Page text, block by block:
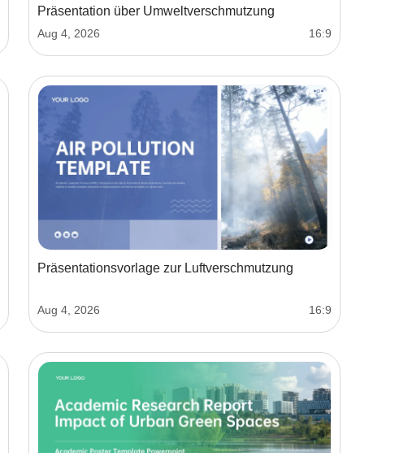
Präsentation über Umweltverschmutzung
Aug 4, 2026 16:9
Präsentationsvorlage zur Luftverschmutzung
Aug 4, 2026 16:9